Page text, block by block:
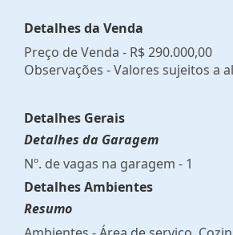
Detalhes da Venda
Preço de Venda - R$ 290.000,00
Observações - Valores sujeitos a
Detalhes Gerais
Detalhes da Garagem
Nº. de vagas na garagem - 1
Detalhes Ambientes
Resumo